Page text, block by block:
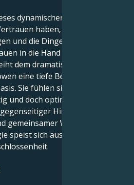
dynamischen Duos liegt
haben, Ihrem
und die Dinge mit einem
in die Hand zu nehmen. Ihr
dem dramatischen
eine tiefe Bedeutung und
Sie fühlen sich zu Allianzen
und doch optimistisch
Hingabe zur
gemeinsamer Wildheit
speist sich aus gegenseitigem